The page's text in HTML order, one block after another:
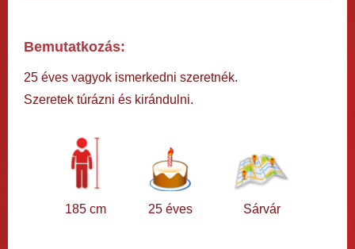
Bemutatkozás:
25 éves vagyok ismerkedni szeretnék.
Szeretek túrázni és kirándulni.
185 cm 25 éves Sárvár